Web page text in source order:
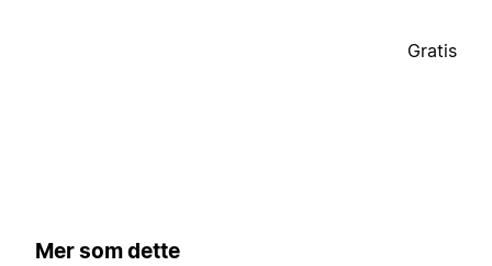
Gratis
Mer som dette